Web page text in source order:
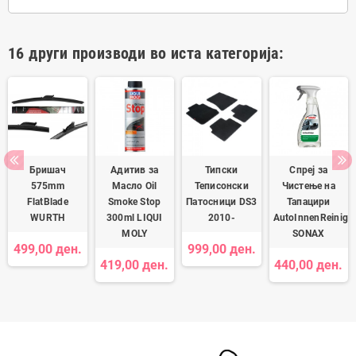
16 други производи во иста категорија:
Бришач
575mm
FlatBlade
WURTH
499,00 ден.
Адитив за
Масло Oil
Smoke Stop
300ml LIQUI
MOLY
419,00 ден.
Типски
Теписонски
Патосници DS3
2010-
999,00 ден.
Спреј за
Чистење на
Тапацири
AutoInnenReiniger
SONAX
440,00 ден.